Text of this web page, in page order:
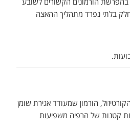
בלתי נפרד מתהליך ההאצה
הורמון שמעודד אגירת שומן
קטנות של הרפיה משפיעות